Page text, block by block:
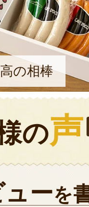
の相棒
の声
ューを